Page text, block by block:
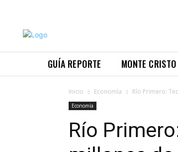
GUÍA REPORTE MONTE CRISTO
Inicio Economía Río Primero:
Economía
Río